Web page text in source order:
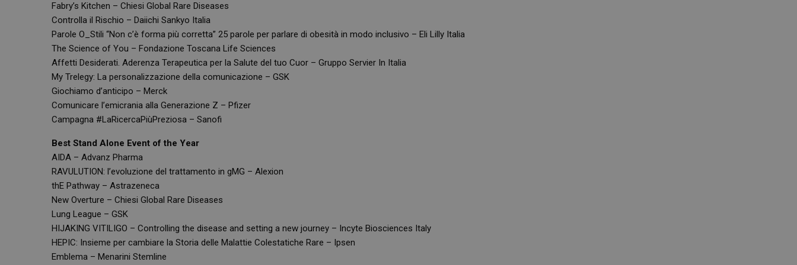
Fabry’s Kitchen – Chiesi Global Rare Diseases
Controlla il Rischio – Daiichi Sankyo Italia
Parole O_Stili “Non c’è forma più corretta” 25 parole per parlare di obesità in modo inclusivo – Eli Lilly Italia
The Science of You – Fondazione Toscana Life Sciences
Affetti Desiderati. Aderenza Terapeutica per la Salute del tuo Cuor – Gruppo Servier In Italia
My Trelegy: La personalizzazione della comunicazione – GSK
Giochiamo d’anticipo – Merck
Comunicare l’emicrania alla Generazione Z – Pfizer
Campagna #LaRicercaPiùPreziosa – Sanofi
Best Stand Alone Event of the Year
AIDA – Advanz Pharma
RAVULUTION: l’evoluzione del trattamento in gMG – Alexion
thE Pathway – Astrazeneca
New Overture – Chiesi Global Rare Diseases
Lung League – GSK
HIJAKING VITILIGO – Controlling the disease and setting a new journey – Incyte Biosciences Italy
HEPIC: Insieme per cambiare la Storia delle Malattie Colestatiche Rare – Ipsen
Emblema – Menarini Stemline